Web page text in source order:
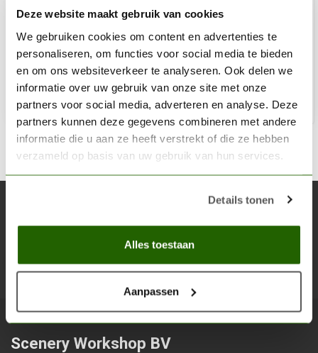
Deze website maakt gebruik van cookies
We gebruiken cookies om content en advertenties te
personaliseren, om functies voor social media te bieden
en om ons websiteverkeer te analyseren. Ook delen we
informatie over uw gebruik van onze site met onze
partners voor social media, adverteren en analyse. Deze
partners kunnen deze gegevens combineren met andere
informatie die u aan ze heeft verstrekt of die ze hebben
verzameld op basis van uw gebruik van hun services.
Details tonen
Alles toestaan
Aanpassen
Fur Brown - Colour Primer - CP3016
€13,53
Niet op voorraad
Blijf op de hoogte over onze laatste acties
Scenery Workshop BV